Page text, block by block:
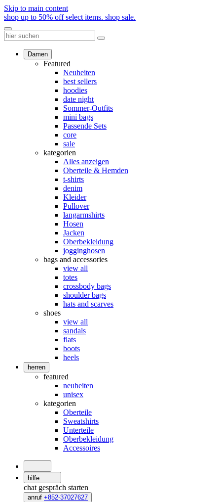
Skip to main content
shop up to 50% off select items. shop sale.
Damen
Featured
Neuheiten
best sellers
hoodies
date night
Sommer-Outfits
mini bags
Passende Sets
core
sale
kategorien
Alles anzeigen
Oberteile & Hemden
t-shirts
denim
Kleider
Pullover
langarmshirts
Hosen
Jacken
Oberbekleidung
jogginghosen
bags and accessories
view all
totes
crossbody bags
shoulder bags
hats and scarves
shoes
view all
sandals
flats
boots
heels
herren
featured
neuheiten
unisex
kategorien
Oberteile
Sweatshirts
Unterteile
Oberbekleidung
Accessoires
hilfe
chat gespräch starten
anruf +852-37027627